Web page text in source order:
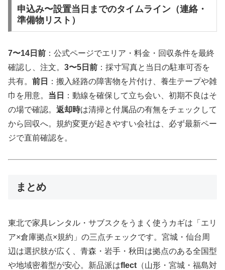
申込み〜設置当日までのタイムライン（連絡・
準備物リスト）
7〜14日前 ：公式ページでエリア・料金・回収条件を最終
確認し、注文。 3〜5日前 ：採寸写真と当日の駐車可否を
共有。 前日
：搬入経路の障害物を片付け、養生テープや雑
巾を用意。 当日
：動線を確保して立ち会い、初期不良はそ
の場で確認。 返却時は清掃と付属品の有無をチェックして
から回収へ。規約変更が起きやすい会社は、必ず最新ペー
ジで直前確認を。
まとめ
東北で家具レンタル・サブスクをうまく使うカギは「エリ
ア×倉庫拠点×規約」の三点チェックです。宮城・仙台周
辺は選択肢が広く、青森・岩手・秋田は拠点のある全国型
や地域密着型が安心。新品派はflect （山形・宮城・福島対